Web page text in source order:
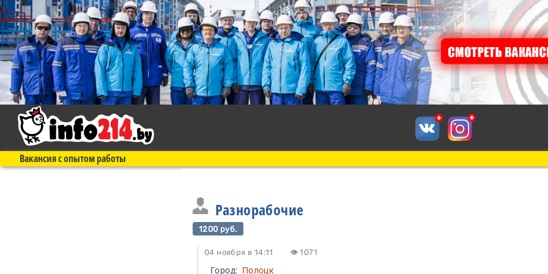
Вакансия с опытом работы
Разнорабочие
1200 руб.
04 ноября в 14:11 👁 1071
Город: Полоцк